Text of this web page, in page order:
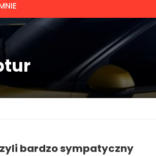
bardzo sympatyczny